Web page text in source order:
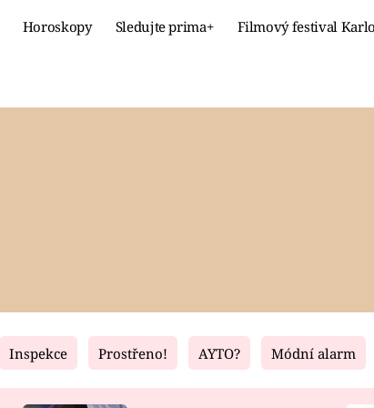
Horoskopy Sledujte prima+ Filmový festival
Fresh Living
Inspekce Prostřeno! AYTO? Módní alarm